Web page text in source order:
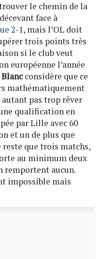
le chemin de la
face à
2-1, mais l’OL doit
trois points très
si le club veut
européenne l’année
considère que ce
mathématiquement
pas trop rêver
qualification en
par Lille avec 60
et un de plus que
reste que trois matchs,
au minimum deux
remportent aucun.
impossible mais